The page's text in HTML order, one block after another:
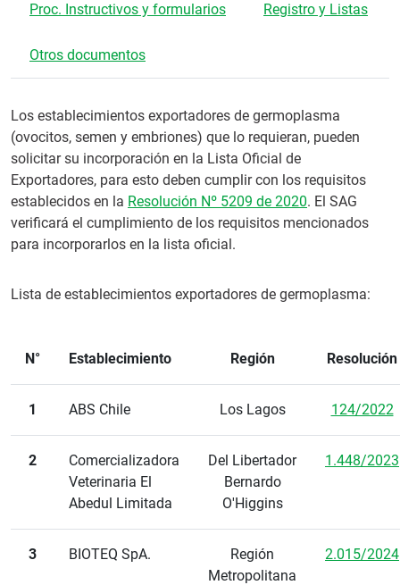
Proc. Instructivos y formularios Registro y Listas
Otros documentos
Los establecimientos exportadores de germoplasma
(ovocitos, semen y embriones) que lo requieran, pueden
solicitar su incorporación en la Lista Oficial de
Exportadores, para esto deben cumplir con los requisitos
establecidos en la Resolución Nº 5209 de 2020. El SAG
verificará el cumplimiento de los requisitos mencionados
para incorporarlos en la lista oficial.
Lista de establecimientos exportadores de germoplasma:
N° Establecimiento Región Resolución
1 ABS Chile Los Lagos 124/2022
2
Comercializadora
Veterinaria El
Abedul Limitada
Del Libertador
Bernardo
O'Higgins
1.448/2023
3 BIOTEQ SpA.
Región
Metropolitana
2.015/2024